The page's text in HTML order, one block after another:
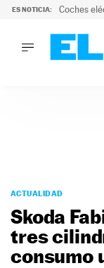
ES NOTICIA: Coches
PODCAST
MOTOS
TECNOLOGÍA
ACTUALIDAD
Skoda
tres
consumo